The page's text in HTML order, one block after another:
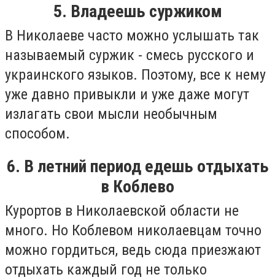
5. Владеешь суржиком
В Николаеве часто можно услышать так
называемый суржик - смесь русского и
украинского языков. Поэтому, все к нему
уже давно привыкли и уже даже могут
излагать свои мысли необычным
способом.
6. В летний период едешь отдыхать
в Коблево
Курортов в Николаевской области не
много. Но Коблевом николаевцам точно
можно гордиться, ведь сюда приезжают
отдыхать каждый год не только